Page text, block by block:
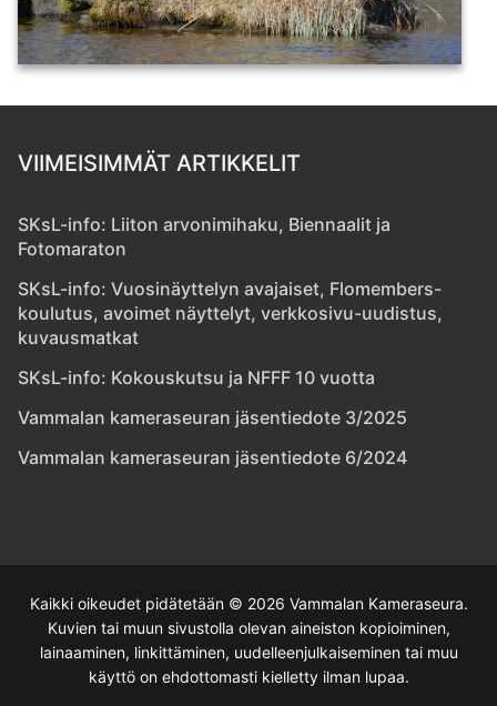
VIIMEISIMMÄT ARTIKKELIT
SKsL-info: Liiton arvonimihaku, Biennaalit ja
Fotomaraton
SKsL-info: Vuosinäyttelyn avajaiset, Flomembers-
koulutus, avoimet näyttelyt, verkkosivu-uudistus,
kuvausmatkat
SKsL-info: Kokouskutsu ja NFFF 10 vuotta
Vammalan kameraseuran jäsentiedote 3/2025
Vammalan kameraseuran jäsentiedote 6/2024
Kaikki oikeudet pidätetään © 2026 Vammalan Kameraseura.
Kuvien tai muun sivustolla olevan aineiston kopioiminen,
lainaaminen, linkittäminen, uudelleenjulkaiseminen tai muu
käyttö on ehdottomasti kielletty ilman lupaa.